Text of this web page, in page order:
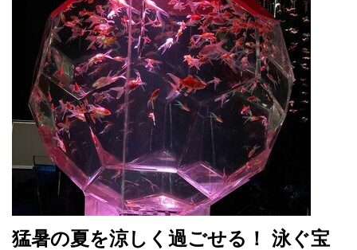
猛暑の夏を涼しく過ごせる！ 泳ぐ宝